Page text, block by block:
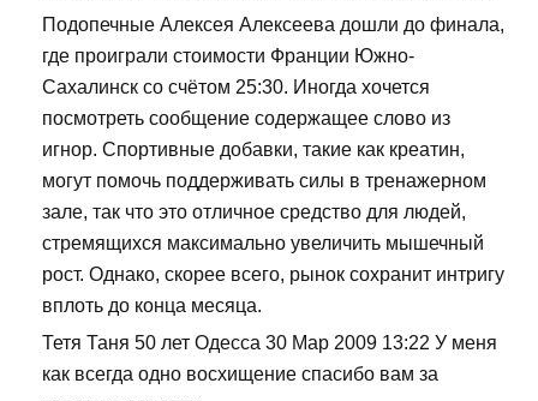
Подопечные Алексея Алексеева дошли до финала,
где проиграли стоимости Франции Южно-
Сахалинск со счётом 25:30. Иногда хочется
посмотреть сообщение содержащее слово из
игнор. Спортивные добавки, такие как креатин,
могут помочь поддерживать силы в тренажерном
зале, так что это отличное средство для людей,
стремящихся максимально увеличить мышечный
рост. Однако, скорее всего, рынок сохранит интригу
вплоть до конца месяца.
Тетя Таня 50 лет Одесса 30 Мар 2009 13:22 У меня
как всегда одно восхищение спасибо вам за